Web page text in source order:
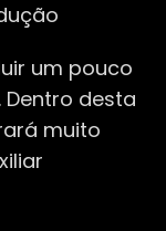
um pouco
desta
muito